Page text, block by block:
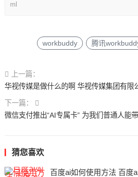
ml
workbuddy 腾讯
上一篇：
华视传媒是做什么的啊 华视传媒集团有限
下一篇：
微信支付推出“AI专属卡” 为我们普通人能
猜您喜欢
百度ai如何使用方法 百度